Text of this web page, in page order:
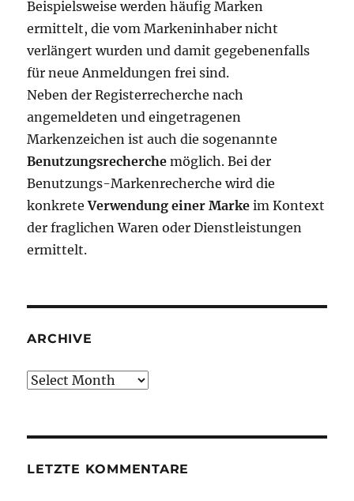
Beispielsweise werden häufig Marken
ermittelt, die vom Markeninhaber nicht
verlängert wurden und damit gegebenenfalls
für neue Anmeldungen frei sind.
Neben der Registerrecherche nach
angemeldeten und eingetragenen
Markenzeichen ist auch die sogenannte
Benutzungsrecherchemöglich. Bei der
Benutzungs-Markenrecherche wird die
konkreteVerwendung einer Marke im Kontext
der fraglichen Waren oder Dienstleistungen
ermittelt.
ARCHIVE
Archive
LETZTE KOMMENTARE